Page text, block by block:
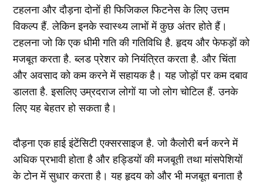
टहलना और दौड़ना दोनों ही फिजिकल फिटनेस के लिए उत्तम
विकल्प हैं. लेकिन इनके स्वास्थ्य लाभों में कुछ अंतर होते हैं।
टहलना जो कि एक धीमी गति की गतिविधि है. हृदय और फेफड़ों को
मजबूत करता है. ब्लड प्रेशर को नियंत्रित करता है. और चिंता
और अवसाद को कम करने में सहायक है। यह जोड़ों पर कम दबाव
डालता है. इसलिए उम्रदराज लोगों या जो लोग चोटिल हैं. उनके
लिए यह बेहतर हो सकता है।
दौड़ना एक हाई इंटेंसिटी एक्सरसाइज है. जो कैलोरी बर्न करने में
अधिक प्रभावी होता है और हड्डियों की मजबूती तथा मांसपेशियों
के टोन में सुधार करता है। यह हृदय को और भी मजबूत बनाता है